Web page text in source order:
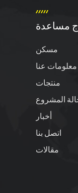
مساعدة
مسكن
معلومات عنا
منتجات
المشروع
أخبار
اتصل بنا
مقالات